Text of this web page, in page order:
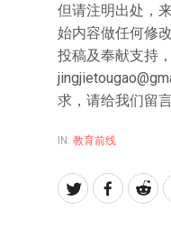
但请注明出处，
始内容做任何修
投稿及奉献支持
求，请给我们留言
IN: 教育前线